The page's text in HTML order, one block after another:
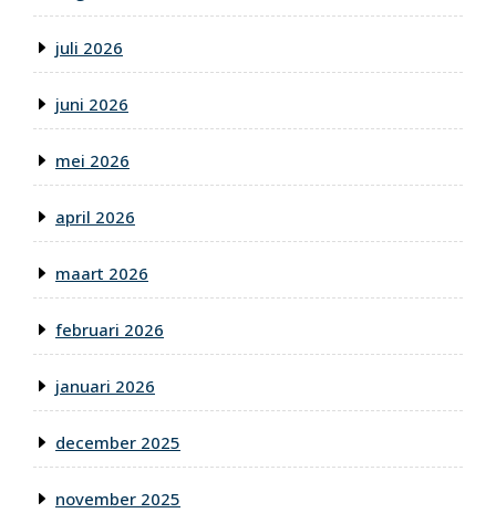
juli 2026
juni 2026
mei 2026
april 2026
maart 2026
februari 2026
januari 2026
december 2025
november 2025